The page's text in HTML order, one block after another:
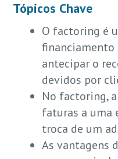
Tópicos Chave
O factoring é
financiamento
antecipar o
devidos por
No factoring,
faturas a uma
troca de um
As vantagens